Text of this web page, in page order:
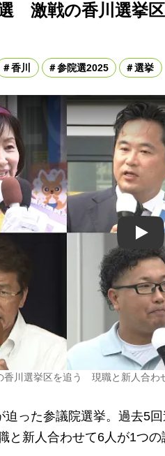
選 激戦の香川選挙
香川 参院選2025 選挙
Play
香川選挙区を追う 現職と新人合わ
った参議院選挙。過去5
と新人合わせて6人が1つの